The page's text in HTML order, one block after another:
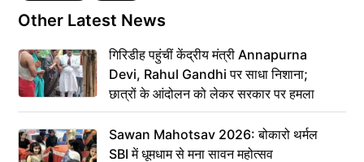
Other Latest News
गिरिडीह पहुंचीं केंद्रीय मंत्री Annapurna
Devi, Rahul Gandhi पर साधा निशाना;
छात्रों के आंदोलन को लेकर सरकार पर हमला
Sawan Mahotsav 2026: बोकारो थर्मल
SBI में धूमधाम से मना सावन महोत्सव